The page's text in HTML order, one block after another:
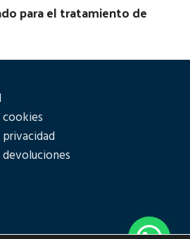
para el tratamiento de